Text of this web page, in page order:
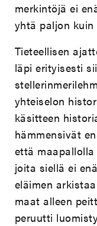
merkintöjä ei
yhtä paljon kuin
Tieteellisen
läpi erityisesti
yhteiselon
käsitteen
hämmensivät
että
joita siellä ei
eläimen
maat alleen
peruutti